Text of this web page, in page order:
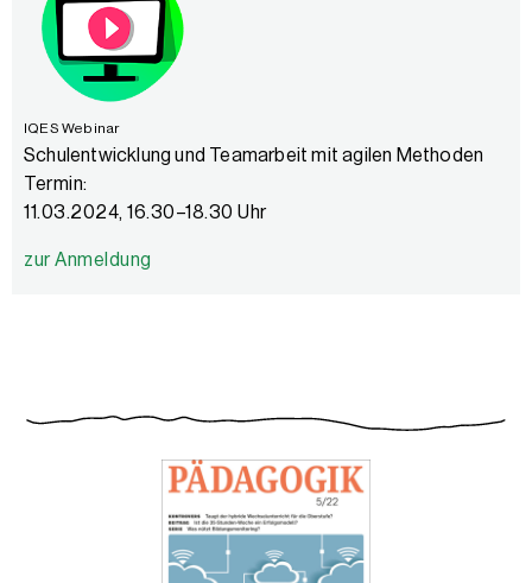
IQES Webinar
Schulentwicklung und Teamarbeit mit agilen Methoden
Termin:
11.03.2024, 16.30–18.30 Uhr
zur Anmeldung